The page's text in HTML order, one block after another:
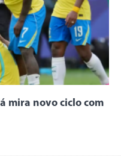
mira novo ciclo com